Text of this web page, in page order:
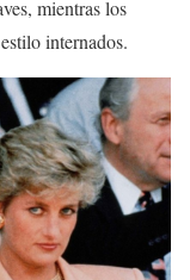
mientras los
internados.